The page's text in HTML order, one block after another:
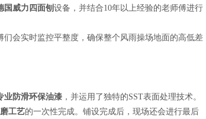
国威力四面刨设备，并结合10年以上经验的老师傅进行
会实时监控平整度，确保整个风雨操场地面的高低差
业防滑环保油漆 ，并运用了独特的SST表面处理技术。
工艺的一次性完成。铺设完成后，现场还会进行最后